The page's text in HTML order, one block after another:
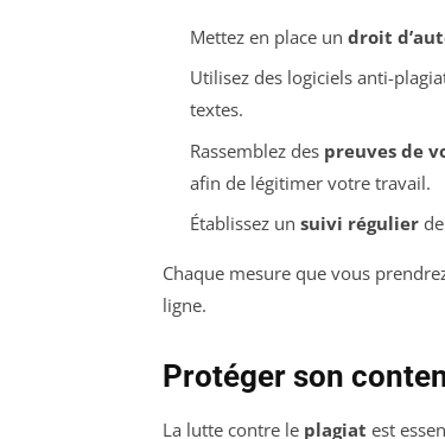
Mettez en place un droit
Utilisez des logiciels anti-
textes.
Rassemblez des preuves de
afin de légitimer votre travail.
Établissez un suivi régulierde
Chaque mesure que vous
ligne.
Protéger son
La lutte contre le plagiat est